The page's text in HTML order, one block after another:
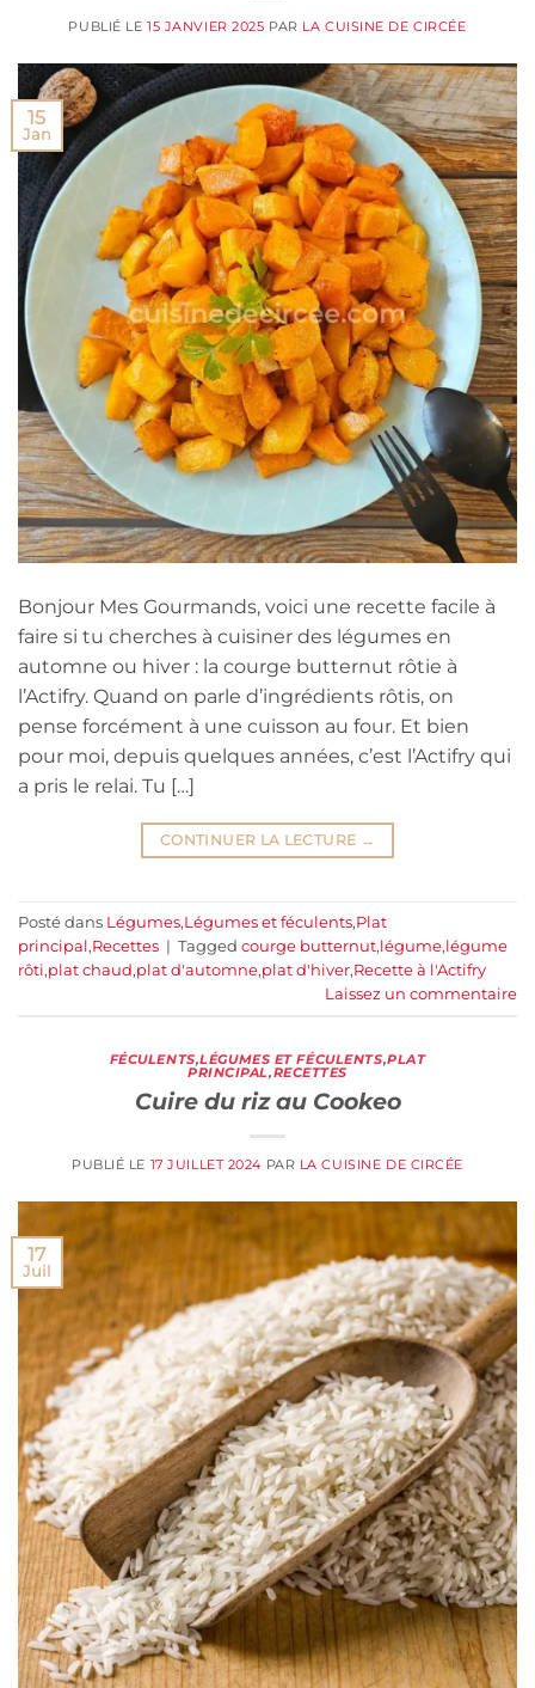
PUBLIÉ LE15 JANVIER 2025 PAR LA CUISINE DE CIRCÉE
15
Jan
Bonjour Mes Gourmands, voici une recette facile à
faire si tu cherches à cuisiner des légumes en
automne ou hiver : la courge butternut rôtie à
l’Actifry. Quand on parle d’ingrédients rôtis, on
pense forcément à une cuisson au four. Et bien
pour moi, depuis quelques années, c’est l’Actifry qui
a pris le relai. Tu […]
CONTINUER LA LECTURE →
Posté dans Légumes,Légumes et féculents,Plat
principal,Recettes | Tagged courge butternut,légume,légume
rôti,plat chaud,plat d'automne,plat d'hiver,Recette à l'Actifry
Laissez un commentaire
FÉCULENTS,LÉGUMES ET FÉCULENTS,PLAT
PRINCIPAL,RECETTES
Cuire du riz au Cookeo
PUBLIÉ LE 17 JUILLET 2024 PAR LA CUISINE DE CIRCÉE
17
Juil